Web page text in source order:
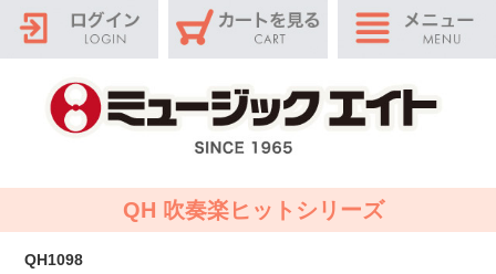
QH 吹奏楽ヒットシリーズ
QH1098